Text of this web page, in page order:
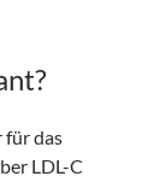
für das
LDL-C